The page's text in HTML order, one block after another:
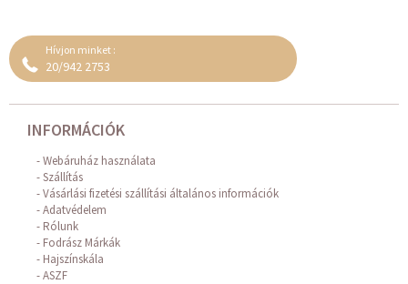
Hívjon minket :
20/942 2753
INFORMÁCIÓK
Webáruház használata
Szállítás
Vásárlási fizetési szállítási általános információk
Adatvédelem
Rólunk
Fodrász Márkák
Hajszínskála
ASZF